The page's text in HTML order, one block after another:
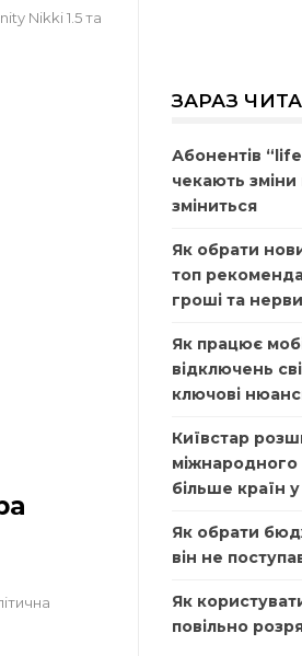
Nikki 1.5 та
ЗАРАЗ
Абонентів
чекають
зміниться
Як обрати
топ
гроші та нерви
Як працює
відключень
ключові
Київстар
міжнародного
більше країн
Як обрати
він не
Як
повільно